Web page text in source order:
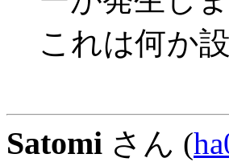
これは何か
Satomi さん (